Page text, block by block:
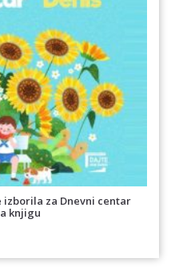
izborila za Dnevni centar
knjigu